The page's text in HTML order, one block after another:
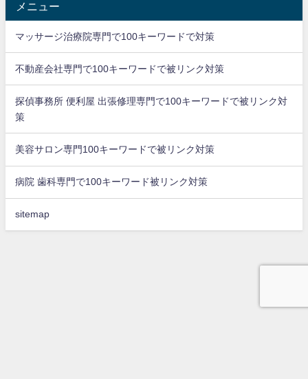
メニュー
マッサージ治療院専門で100キーワードで対策
不動産会社専門で100キーワードで被リンク対策
探偵事務所 便利屋 出張修理専門で100キーワードで被リンク対
策
美容サロン専門100キーワードで被リンク対策
病院 歯科専門で100キーワード被リンク対策
sitemap